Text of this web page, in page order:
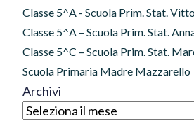
Classe 5^A - Scuola Prim. Stat.
Classe 5^A – Scuola Prim. Stat.
Classe 5^C – Scuola Prim. Stat.
Scuola Primaria Madre Mazzarello
Archivi